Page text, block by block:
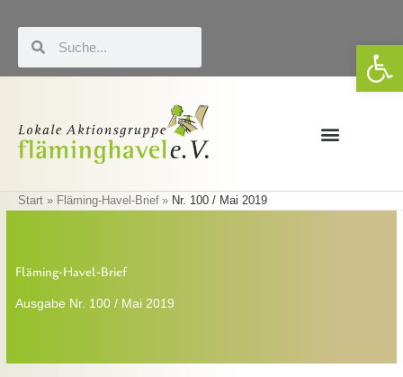
Inhalt
springen
Start Fläming-Havel-Brief Nr. 100 / Mai 2019
Fläming-Havel-Brief
Ausgabe Nr. 100 / Mai 2019